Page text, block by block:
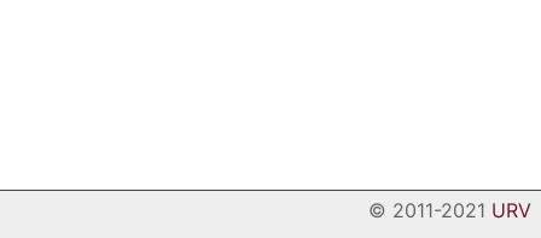
© 2011-2021 URV